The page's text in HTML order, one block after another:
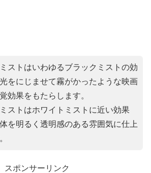
ストはいわゆるブラックミストの効
をにじませて霧がかったような映画
効果をもたらします。
ストはホワイトミストに近い効果
を明るく透明感のある雰囲気に仕上
スポンサーリンク